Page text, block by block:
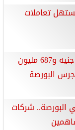
تعاملات
برأسمال يتخطى 8 مليارات جنيه و687 مليون
البورصة.. شركات